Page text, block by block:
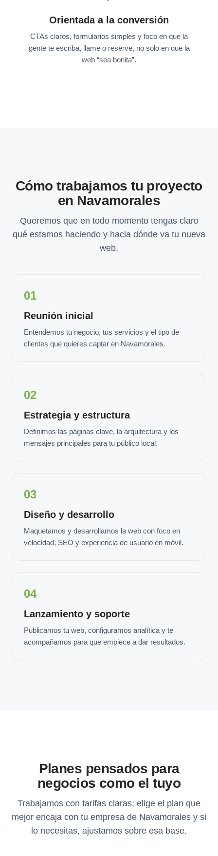
Orientada a la conversión
CTAs claros, formularios simples y foco en que la
gente te escriba, llame o reserve, no solo en que la
web “sea bonita”.
Cómo trabajamos tu proyecto
en Navamorales
Queremos que en todo momento tengas claro
qué estamos haciendo y hacia dónde va tu nueva
web.
01
Reunión inicial
Entendemos tu negocio, tus servicios y el tipo de
clientes que quieres captar en Navamorales.
02
Estrategia y estructura
Definimos las páginas clave, la arquitectura y los
mensajes principales para tu público local.
03
Diseño y desarrollo
Maquetamos y desarrollamos la web con foco en
velocidad, SEO y experiencia de usuario en móvil.
04
Lanzamiento y soporte
Publicamos tu web, configuramos analítica y te
acompañamos para que empiece a dar resultados.
Planes pensados para
negocios como el tuyo
Trabajamos con tarifas claras: elige el plan que
mejor encaja con tu empresa de Navamorales y si
lo necesitas, ajustamos sobre esa base.